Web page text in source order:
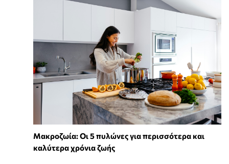
Mακροζωία: Οι 5 πυλώνες για περισσότερα και
καλύτερα χρόνια ζωής